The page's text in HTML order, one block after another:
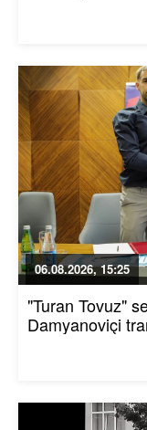
06.08.2026, 15:25
"Turan Tovuz"
Damyanoviçi